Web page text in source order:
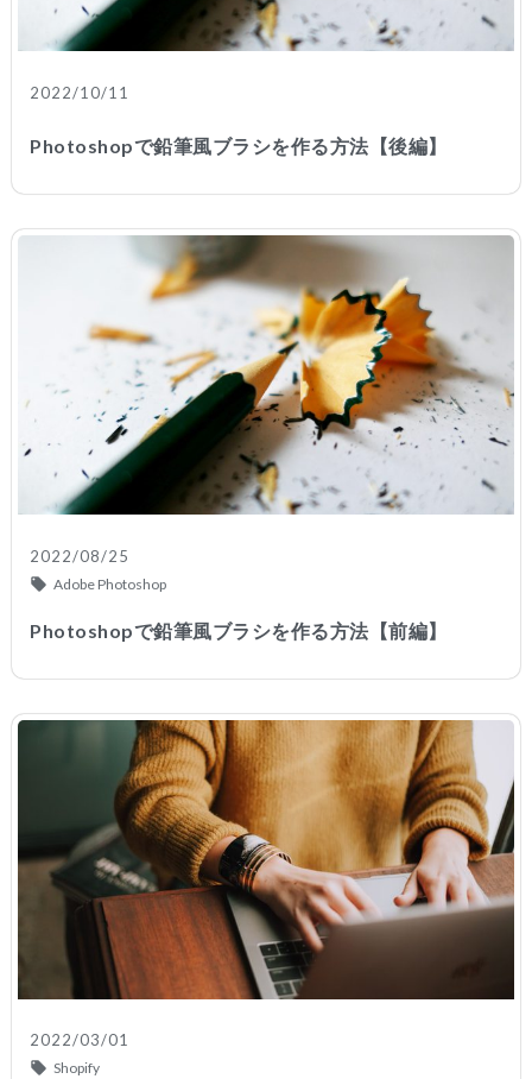
2022/10/11
Photoshopで鉛筆風ブラシを作る方法【後編】
2022/08/25
Adobe Photoshop
Photoshopで鉛筆風ブラシを作る方法【前編】
2022/03/01
Shopify